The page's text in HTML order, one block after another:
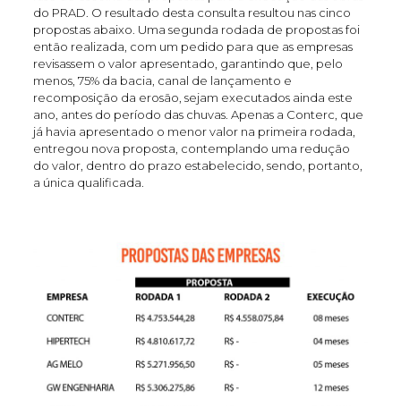
do PRAD. O resultado desta consulta resultou nas cinco
propostas abaixo. Uma segunda rodada de propostas foi
então realizada, com um pedido para que as empresas
revisassem o valor apresentado, garantindo que, pelo
menos, 75% da bacia, canal de lançamento e
recomposição da erosão, sejam executados ainda este
ano, antes do período das chuvas. Apenas a Conterc, que
já havia apresentado o menor valor na primeira rodada,
entregou nova proposta, contemplando uma redução
do valor, dentro do prazo estabelecido, sendo, portanto,
a única qualificada.